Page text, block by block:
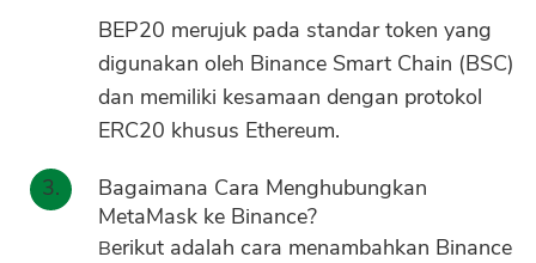
BEP20 merujuk pada standar token yang
digunakan oleh Binance Smart Chain (BSC)
dan memiliki kesamaan dengan protokol
ERC20 khusus Ethereum.
Bagaimana Cara Menghubungkan
MetaMask ke Binance?
Berikut adalah cara menambahkan Binance